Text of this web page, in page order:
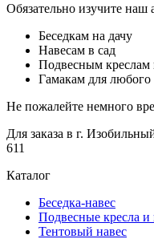
Обязательно изучите наш
Беседкам на дачу
Навесам в сад
Подвесным креслам
Гамакам для любого
Не пожалейте немного
Для заказа в г.
611
Каталог
Беседка-навес
Подвесные кресла и
Тентовый навес